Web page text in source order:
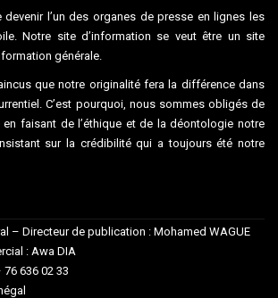
l’un des organes de presse en lignes les
Notre site d’information se veut être un site
générale.
que notre originalité fera la différence dans
C’est pourquoi, nous sommes obligés de
faisant de l’éthique et de la déontologie notre
sur la crédibilité qui a toujours été notre
– Directeur de publication : Mohamed WAGUE
: Awa DIA
636 02 33